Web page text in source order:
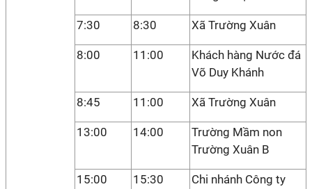
7:30 8:30 Xã Trường Xuân
8:00 11:00
Khách hàng Nước đá
Võ Duy Khánh
8:45 11:00 Xã Trường Xuân
13:00 14:00
Trường Mầm non
Trường Xuân B
15:00 15:30
Chi nhánh Công ty